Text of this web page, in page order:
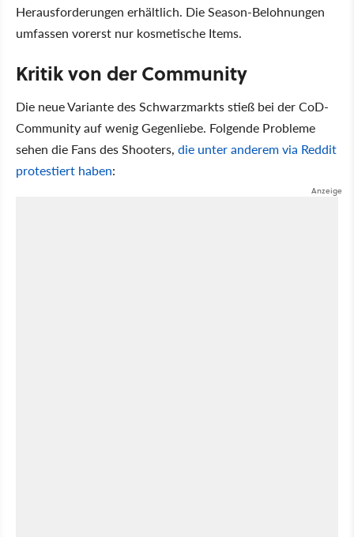
Herausforderungen erhältlich. Die Season-Belohnungen
umfassen vorerst nur kosmetische Items.
Kritik von der Community
Die neue Variante des Schwarzmarkts stieß bei der CoD-
Community auf wenig Gegenliebe. Folgende Probleme
sehen die Fans des Shooters, die unter anderem via Reddit
protestiert haben: